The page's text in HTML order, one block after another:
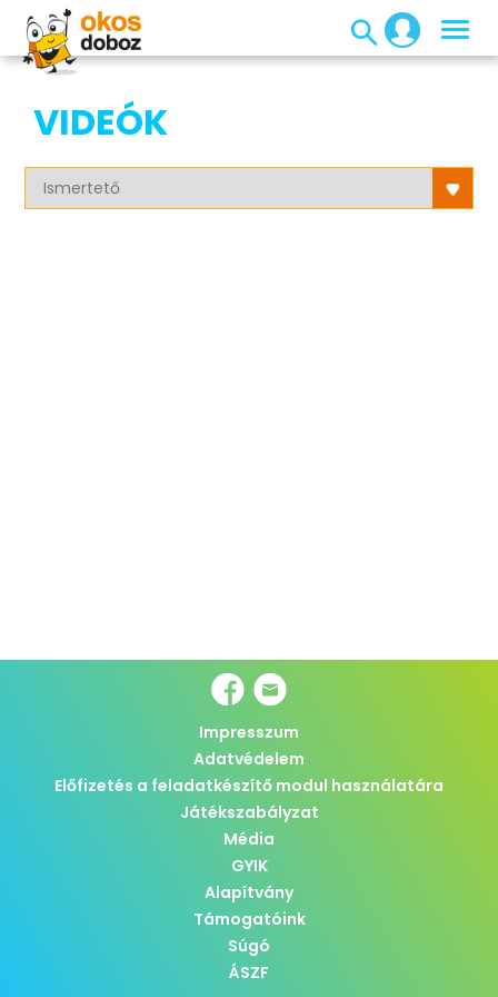
VIDEÓK
Impresszum
Adatvédelem
Előfizetés a feladatkészítő modul használatára
Játékszabályzat
Média
GYIK
Alapítvány
Támogatóink
Súgó
ÁSZF